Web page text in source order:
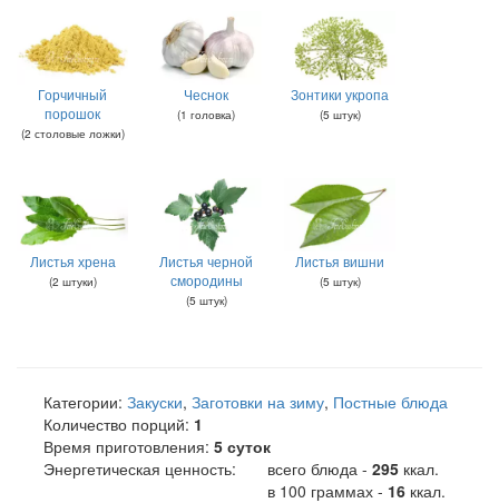
Горчичный
порошок
(2 столовые ложки)
Чеснок
(1 головка)
Зонтики укропа
(5 штук)
Листья хрена
(2 штуки)
Листья черной
смородины
(5 штук)
Листья вишни
(5 штук)
Категории: Закуски, Заготовки на зиму, Постные блюда
Количество порций: 1
Время приготовления: 5 суток
Энергетическая ценность:
всего блюда - 295 ккал.
в 100 граммах - 16 ккал.